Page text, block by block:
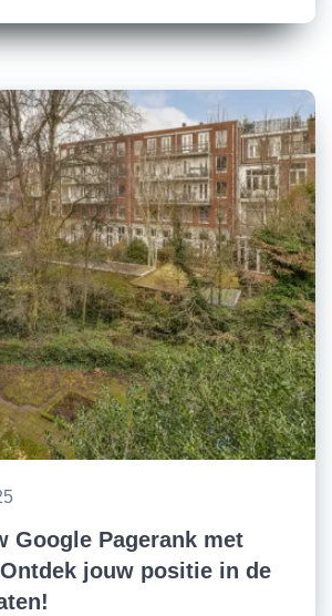
Google Pagerank met
jouw positie in de